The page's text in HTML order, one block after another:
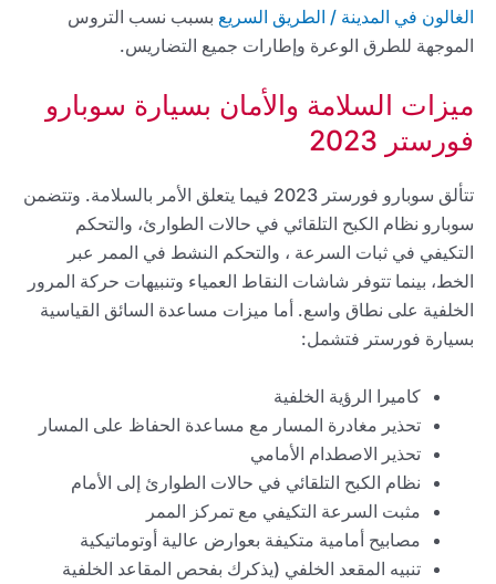
الغالون في المدينة / الطريق السريع بسبب نسب التروس
الموجهة للطرق الوعرة وإطارات جميع التضاريس.
ميزات السلامة والأمان بسيارة سوبارو
فورستر 2023
تتألق سوبارو فورستر 2023 فيما يتعلق الأمر بالسلامة. وتتضمن
سوبارو نظام الكبح التلقائي في حالات الطوارئ، والتحكم
التكيفي في ثبات السرعة ، والتحكم النشط في الممر عبر
الخط، بينما تتوفر شاشات النقاط العمياء وتنبيهات حركة المرور
الخلفية على نطاق واسع. أما ميزات مساعدة السائق القياسية
بسيارة فورستر فتشمل:
كاميرا الرؤية الخلفية
تحذير مغادرة المسار مع مساعدة الحفاظ على المسار
تحذير الاصطدام الأمامي
نظام الكبح التلقائي في حالات الطوارئ إلى الأمام
مثبت السرعة التكيفي مع تمركز الممر
مصابيح أمامية متكيفة بعوارض عالية أوتوماتيكية
تنبيه المقعد الخلفي (يذكرك بفحص المقاعد الخلفية